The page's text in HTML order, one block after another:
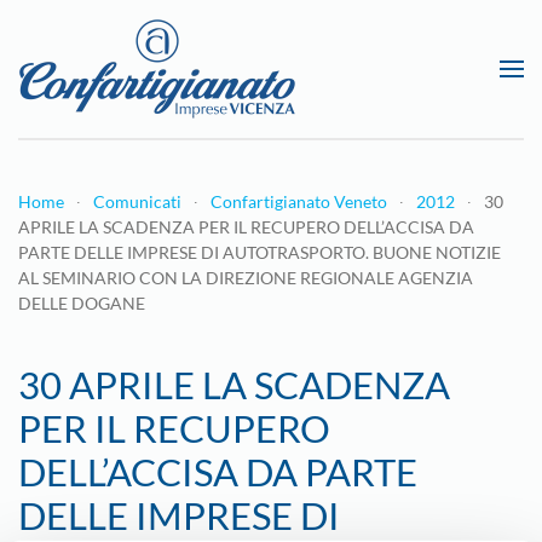
Passa al contenuto principale
Home Comunicati Confartigianato Veneto 2012
30
APRILE LA SCADENZA PER IL RECUPERO DELL’ACCISA DA
PARTE DELLE IMPRESE DI AUTOTRASPORTO. BUONE NOTIZIE
AL SEMINARIO CON LA DIREZIONE REGIONALE AGENZIA
DELLE DOGANE
30 APRILE LA SCADENZA
PER IL RECUPERO
DELL’ACCISA DA PARTE
DELLE IMPRESE DI